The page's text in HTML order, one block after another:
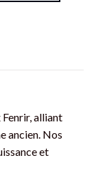
alliant
ancien. Nos
et